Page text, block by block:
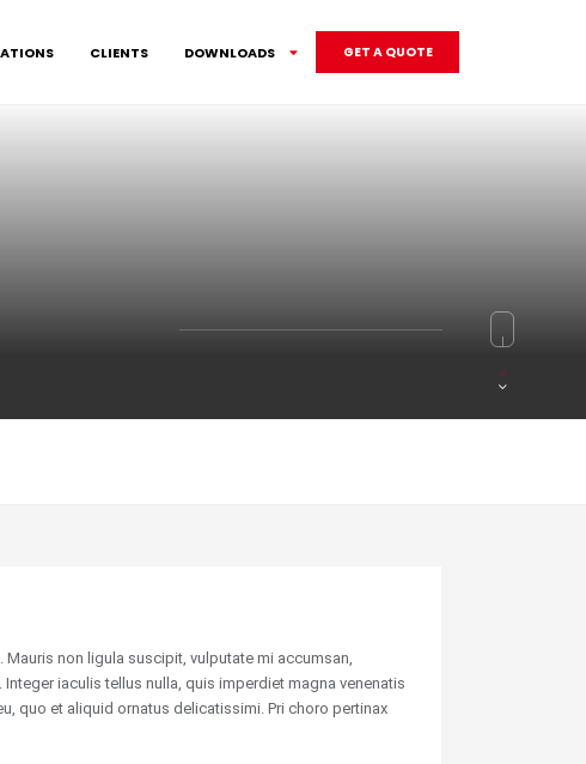
CLIENTS DOWNLOADS GET A QUOTE
non ligula suscipit, vulputate mi accumsan,
iaculis tellus nulla, quis imperdiet magna venenatis
quo et aliquid ornatus delicatissimi. Pri choro pertinax